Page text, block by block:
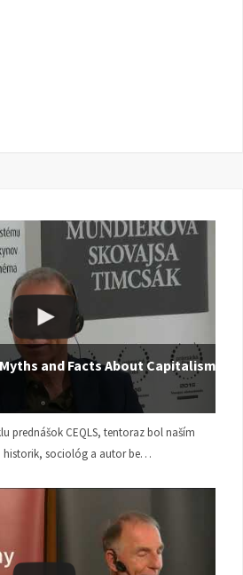
and Facts About Capitalism |
prednášok CEQLS, tentoraz bol naším
historik, sociológ a autor be…